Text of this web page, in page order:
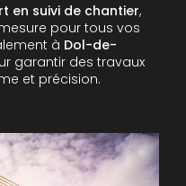
en suivi de chantier,
pour tous vos
à Dol-de-
garantir des travaux
et précision.